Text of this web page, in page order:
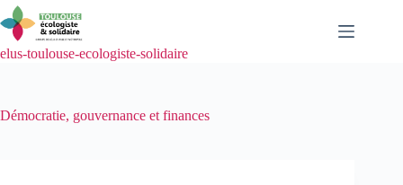
Passer
au
contenu
elus-toulouse-ecologiste-solidaire
Démocratie, gouvernance et finances